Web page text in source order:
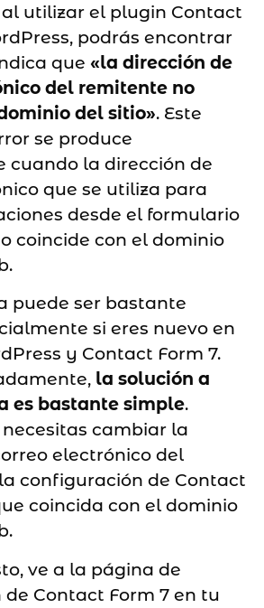
al utilizar el plugin Contact
podrás encontrar
que «la dirección de
del remitente no
del sitio». Este
se produce
cuando la dirección de
que se utiliza para
desde el formulario
coincide con el dominio
puede ser bastante
si eres nuevo en
y Contact Form 7.
la solución a
es bastante simple.
cambiar la
electrónico del
configuración de Contact
coincida con el dominio
ve a la página de
Contact Form 7 en tu